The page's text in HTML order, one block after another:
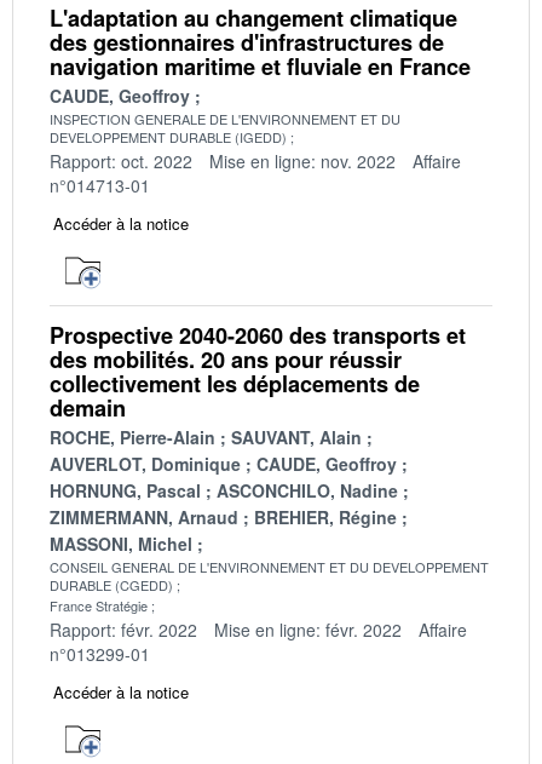
L'adaptation au changement climatique
des gestionnaires d'infrastructures de
navigation maritime et fluviale en France
CAUDE, Geoffroy
INSPECTION GENERALE DE L'ENVIRONNEMENT ET DU
DEVELOPPEMENT DURABLE (IGEDD)
Rapport: oct. 2022 Mise en ligne: nov. 2022
Affaire
n°014713-01
Accéder à la notice
Prospective 2040-2060 des transports et
des mobilités. 20 ans pour réussir
collectivement les déplacements de
demain
ROCHE, Pierre-Alain
SAUVANT, Alain
AUVERLOT, Dominique
CAUDE, Geoffroy
HORNUNG, Pascal
ASCONCHILO, Nadine
ZIMMERMANN, Arnaud
BREHIER, Régine
MASSONI, Michel
CONSEIL GENERAL DE L'ENVIRONNEMENT ET DU DEVELOPPEMENT
DURABLE (CGEDD)
France Stratégie
Rapport: févr. 2022 Mise en ligne: févr. 2022
Affaire
n°013299-01
Accéder à la notice